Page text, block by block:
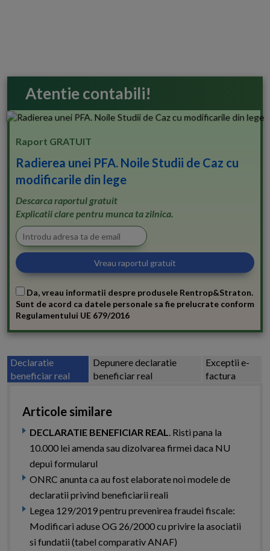
Atentie contabili!
Raport GRATUIT
Radierea unei PFA. Noile Studii de Caz cu
modificarile din lege
Descarca raportul gratuit
Explicatii clare pentru munca ta zilnica.
Da, vreau informatii despre produsele Rentrop&Straton.
Sunt de acord ca datele personale sa fie prelucrate conform
Regulamentului UE 679/2016
Declaratie
beneficiar real
Depunere declaratie
beneficiar real
Exceptii e-
factura
Articole similare
DECLARATIE BENEFICIAR REAL. Risti pana la
10.000 lei amenda sau dizolvarea firmei daca NU
depui formularul
ONRC anunta ca au fost elaborate noi modele de
declaratii privind beneficiarii reali
Legea 129/2019 pentru prevenirea fraudei fiscale:
Modificari aduse OG 26/2000 cu privire la asociatii
si fundatii (tabel comparativ ANAF)